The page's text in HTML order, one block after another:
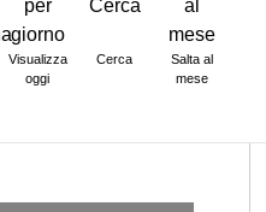
Visualizza
oggi
Cerca
Salta al
mese